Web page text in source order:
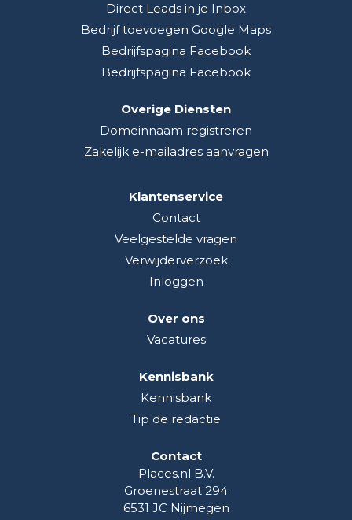
Direct Leads in je Inbox
Bedrijf toevoegen Google Maps
Bedrijfspagina Facebook
Bedrijfspagina Facebook
Overige Diensten
Domeinnaam registreren
Zakelijk e-mailadres aanvragen
Klantenservice
Contact
Veelgestelde vragen
Verwijderverzoek
Inloggen
Over ons
Vacatures
Kennisbank
Kennisbank
Tip de redactie
Contact
Places.nl B.V.
Groenestraat 294
6531 JC Nijmegen